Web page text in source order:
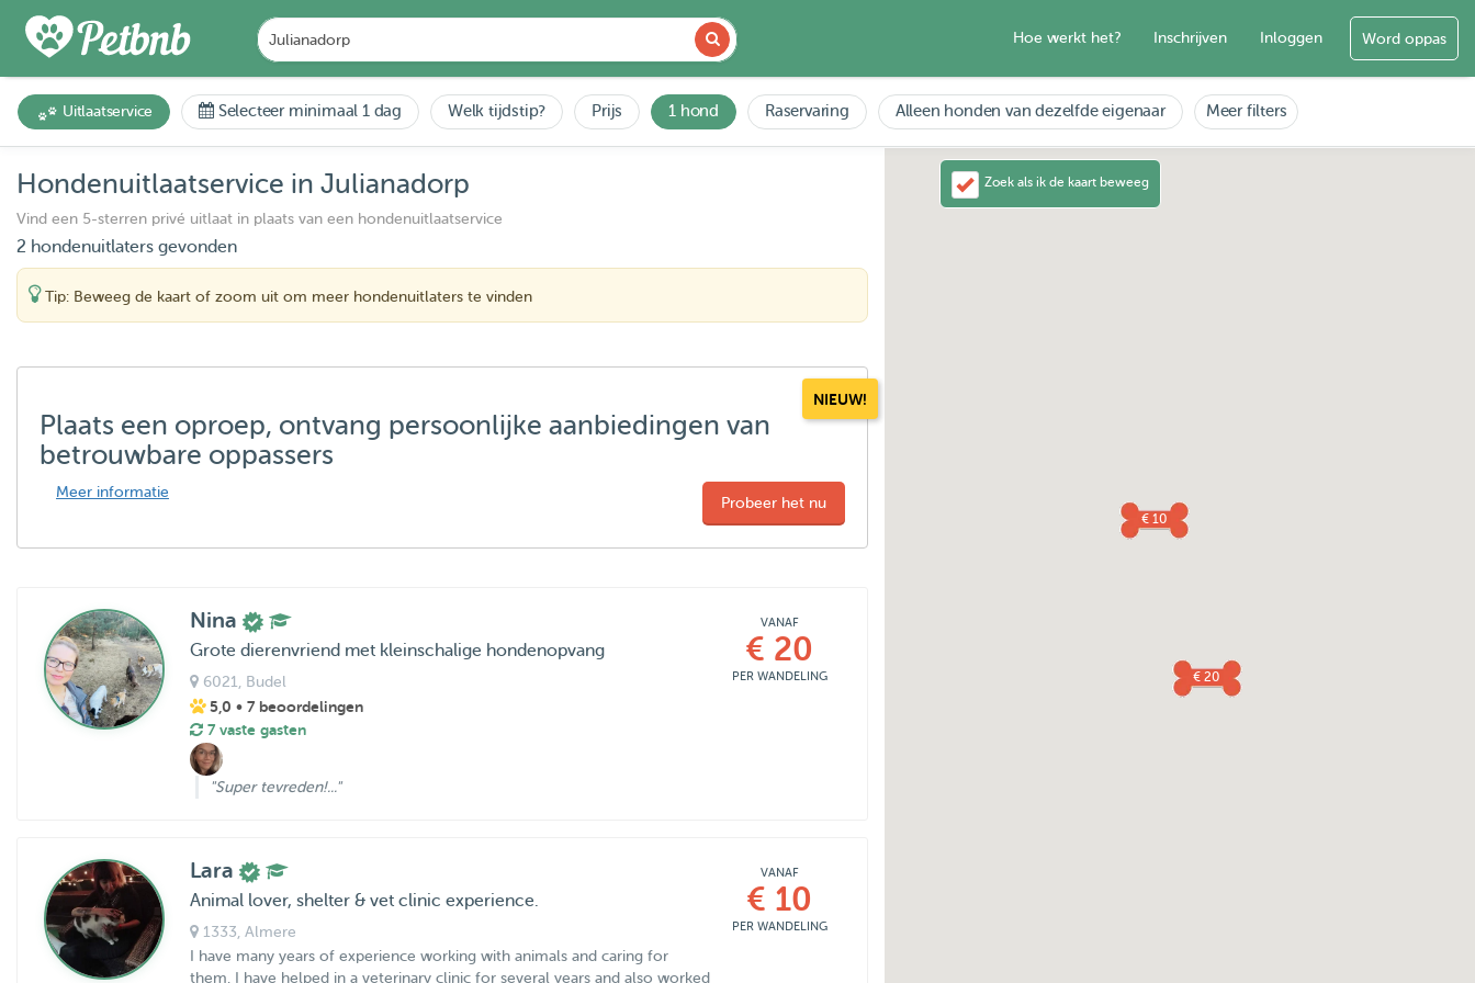
Hoe werkt het? Inschrijven Inloggen Word oppas
Uitlaatservice Selecteer minimaal 1 dag Welk tijdstip? Prijs 1 hond Raservaring Alleen honden van dezelfde eigenaar Meer filters
Hondenuitlaatservice in Julianadorp
Vind een 5-sterren privé uitlaat in plaats van een hondenuitlaatservice
2 hondenuitlaters gevonden
Tip: Beweeg de kaart of zoom uit om meer hondenuitlaters te vinden
NIEUW!
Plaats een oproep, ontvang persoonlijke aanbiedingen van
betrouwbare oppassers
Meer informatie
Probeer het nu
Nina
Grote dierenvriend met kleinschalige hondenopvang
6021 , Budel
5,0 • 7 beoordelingen
7 vaste gasten
"Super tevreden!..."
VANAF
€ 20
PER WANDELING
Lara
Animal lover, shelter & vet clinic experience.
1333 , Almere
I have many years of experience working with animals and caring for
them. I have helped in a veterinary clinic for several years and also worked
VANAF
€ 10
PER WANDELING
€ 20
€ 10
Zoek als ik de kaart beweeg